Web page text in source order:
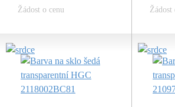
Žádost o cenu Žádost